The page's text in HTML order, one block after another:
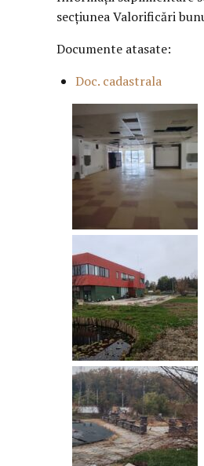
secțiunea Valorificări
Documente atasate:
Doc. cadastrala